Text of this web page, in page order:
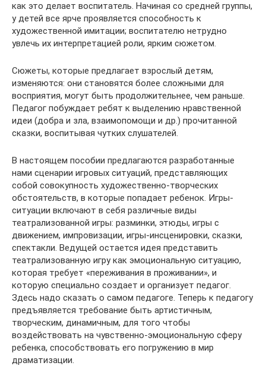
как это делает воспитатель. Начиная со средней группы,
у детей все ярче проявляется способность к
художественной имитации; воспитателю нетрудно
увлечь их интерпретацией роли, ярким сюжетом.
Сюжеты, которые предлагает взрослый детям,
изменяются: они становятся более сложными для
восприятия, могут быть продолжительнее, чем раньше.
Педагог побуждает ребят к выделению нравственной
идеи (добра и зла, взаимопомощи и др.) прочитанной
сказки, воспитывая чутких слушателей.
В настоящем пособии предлагаются разработанные
нами сценарии игровых ситуаций, представляющих
собой совокупность художественно-творческих
обстоятельств, в которые попадает ребенок. Игры-
ситуации включают в себя различные виды
театрализованной игры: разминки, этюды, игры с
движением, импровизации, игры-инсценировки, сказки,
спектакли. Ведущей остается идея представить
театрализованную игру как эмоциональную ситуацию,
которая требует «переживания в проживании», и
которую специально создает и организует педагог.
Здесь надо сказать о самом педагоге. Теперь к педагогу
предъявляется требование быть артистичным,
творческим, динамичным, для того чтобы
воздействовать на чувственно-эмоциональную сферу
ребенка, способствовать его погружению в мир
драматизации.